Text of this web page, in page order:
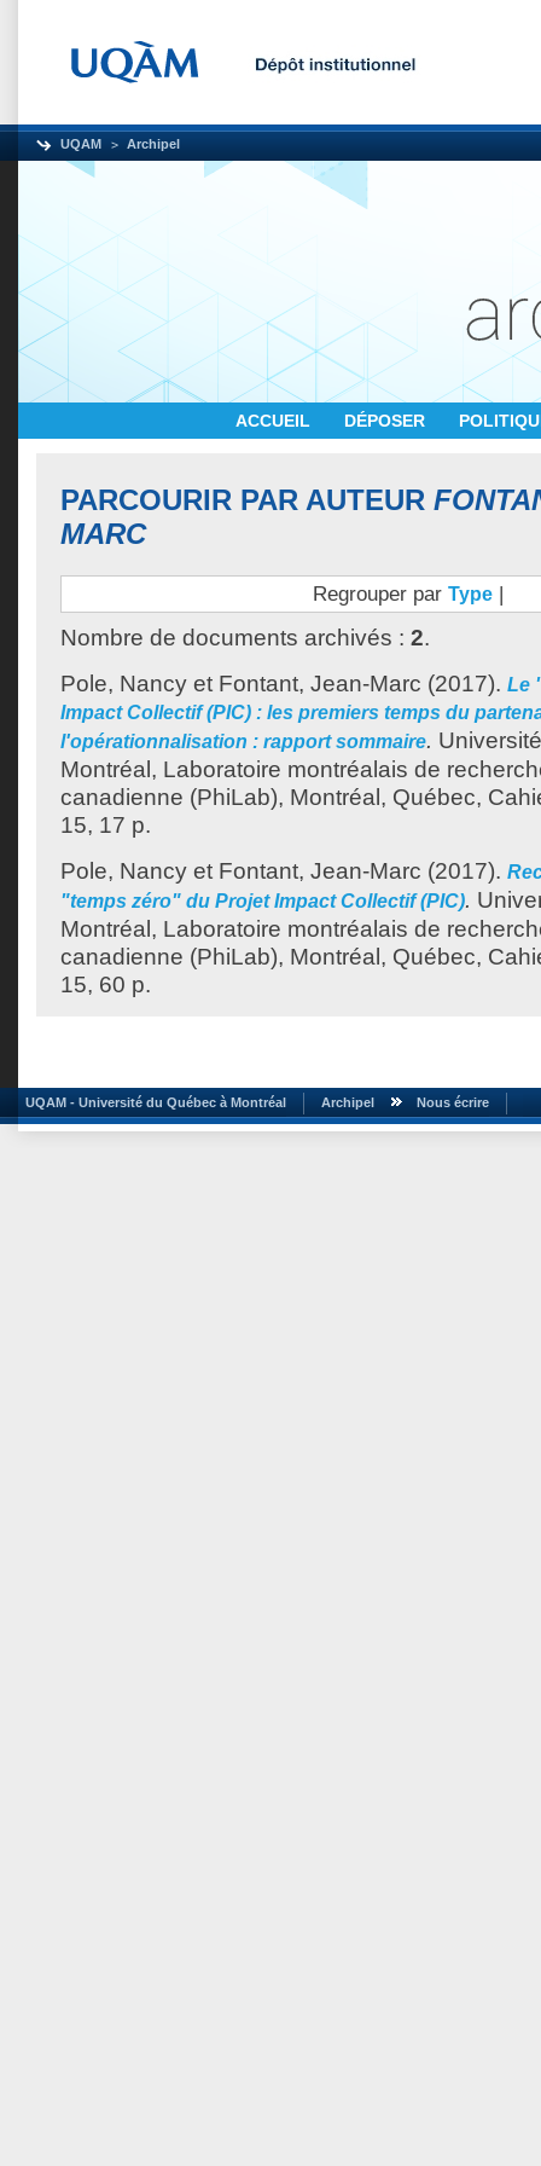
UQAM Archipel
ACCUEIL DÉPOSER
PARCOURIR PAR AUTEUR
MARC
Regrouper par Type |
Nombre de documents archivés : 2.
Pole, Nancy et Fontant, Jean-Marc (2017). Le
Impact Collectif (PIC) : les premiers temps du
l'opérationnalisation : rapport sommaire.
Montréal, Laboratoire montréalais de
canadienne (PhiLab), Montréal, Québec,
15, 17 p.
Pole, Nancy et Fontant, Jean-Marc (2017).
"temps zéro" du Projet Impact Collectif (PIC).
Montréal, Laboratoire montréalais de
canadienne (PhiLab), Montréal, Québec,
15, 60 p.
UQAM - Université du Québec à Montréal Archipel Nous écrire